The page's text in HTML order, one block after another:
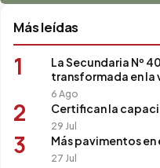
Más leídas
1
La Secundaria Nº
transformada en la
6 Ago
2 Certifican la
29 Jul
3 Más pavimentos
27 Jul